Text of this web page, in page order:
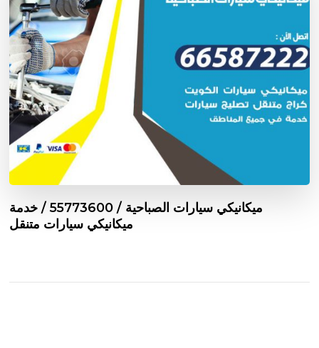
ميكانيكي سيارات الصباحية / 55773600‬ / خدمة
ميكانيكي سيارات متنقل